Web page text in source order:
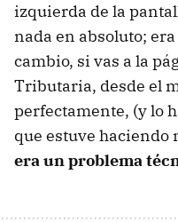
izquierda de la
nada en absoluto;
cambio, si vas a la
Tributaria, desde el
perfectamente, (y lo
que estuve haciendo
era un problema